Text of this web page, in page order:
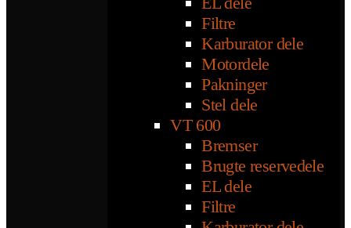
Filtre
Karburator dele
Motordele
Pakninger
Stel dele
VT 600
Bremser
Brugte reservedele
EL dele
Filtre